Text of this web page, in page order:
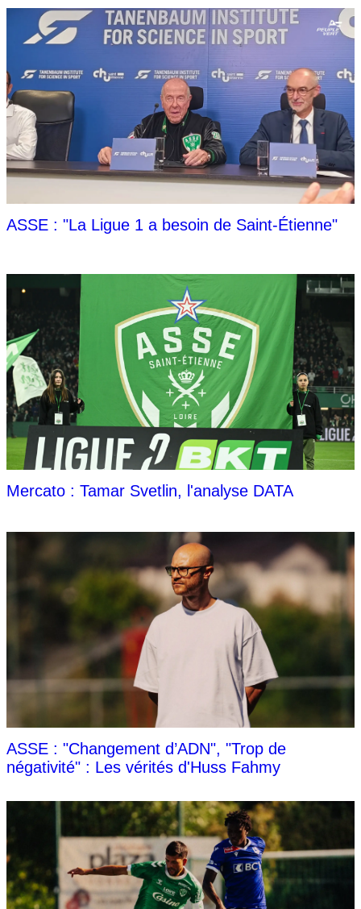
ASSE : "La Ligue 1 a besoin de Saint-Étienne"
Mercato : Tamar Svetlin, l'analyse DATA
ASSE : "Changement d’ADN", "Trop de
négativité" : Les vérités d'Huss Fahmy